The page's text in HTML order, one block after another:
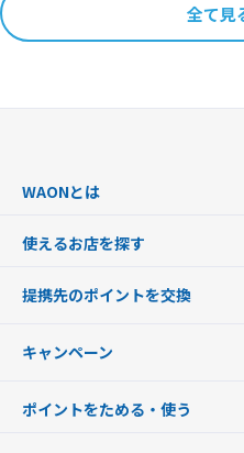
全て見
WAONとは
WAONを申込む
インターネット上でのお買い物に
使えるお店を探す
店舗検索
イオン銀行ATM設置場所
提携先のポイントを交換
キャンペーン
ポイントをためる・使う